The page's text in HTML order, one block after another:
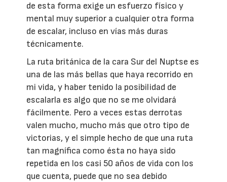
de esta forma exige un esfuerzo físico y
mental muy superior a cualquier otra forma
de escalar, incluso en vías más duras
técnicamente.
La ruta británica de la cara Sur del Nuptse es
una de las más bellas que haya recorrido en
mi vida, y haber tenido la posibilidad de
escalarla es algo que no se me olvidará
fácilmente. Pero a veces estas derrotas
valen mucho, mucho más que otro tipo de
victorias, y el simple hecho de que una ruta
tan magnífica como ésta no haya sido
repetida en los casi 50 años de vida con los
que cuenta, puede que no sea debido